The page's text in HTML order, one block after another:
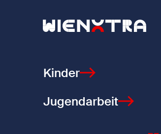
Zurück zur Startseite
Kinder
Jugendarbeit